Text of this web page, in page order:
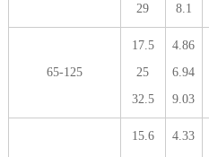
29
8.1
65-125
17.5
25
32.5
4.86
6.94
9.03
15.6
4.33